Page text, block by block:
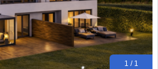
1 / 1